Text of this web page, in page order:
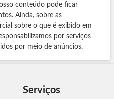
conteúdo pode ficar
Ainda, sobre as
sobre o que é exibido em
por serviços
por meio de anúncios.
Serviços